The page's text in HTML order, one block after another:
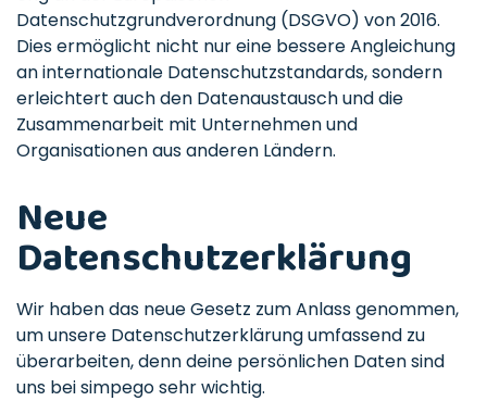
Datenschutzgrundverordnung (DSGVO) von 2016.
Dies ermöglicht nicht nur eine bessere Angleichung
an internationale Datenschutzstandards, sondern
erleichtert auch den Datenaustausch und die
Zusammenarbeit mit Unternehmen und
Organisationen aus anderen Ländern.
Neue
Datenschutzerklärung
Wir haben das neue Gesetz zum Anlass genommen,
um unsere Datenschutzerklärung umfassend zu
überarbeiten, denn deine persönlichen Daten sind
uns bei simpego sehr wichtig.